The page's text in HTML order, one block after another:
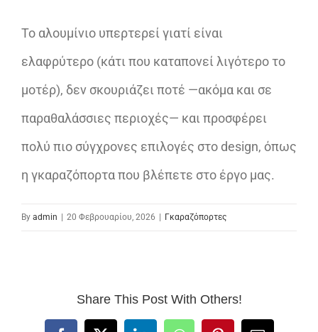
Το αλουμίνιο υπερτερεί γιατί είναι
ελαφρύτερο (κάτι που καταπονεί λιγότερο το
μοτέρ), δεν σκουριάζει ποτέ —ακόμα και σε
παραθαλάσσιες περιοχές— και προσφέρει
πολύ πιο σύγχρονες επιλογές στο design, όπως
η γκαραζόπορτα που βλέπετε στο έργο μας.
By admin 20 Φεβρουαρίου, 2026 Γκαραζόπορτες
Share This Post With Others!